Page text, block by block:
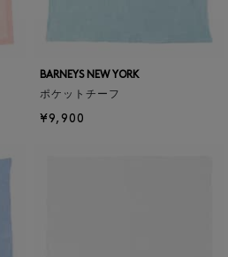
BARNEYS NEW YORK
ポケットチーフ
¥9,900